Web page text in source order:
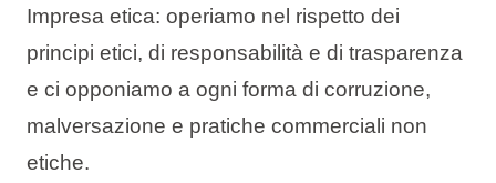
Impresa etica: operiamo nel rispetto dei
principi etici, di responsabilità e di trasparenza
e ci opponiamo a ogni forma di corruzione,
malversazione e pratiche commerciali non
etiche.